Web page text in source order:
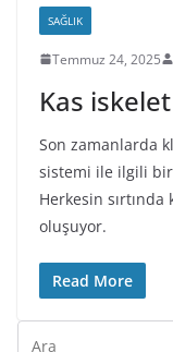
SAĞLIK
Temmuz 24, 2025
Kas
Son zamanlarda
sistemi ile ilgili
Herkesin
oluşuyor.
Read More